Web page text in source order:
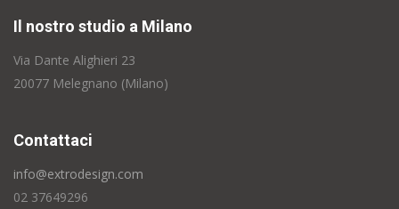
Il nostro studio a Milano
Via Dante Alighieri 23
20077 Melegnano (Milano)
Contattaci
info@extrodesign.com
02 37649296